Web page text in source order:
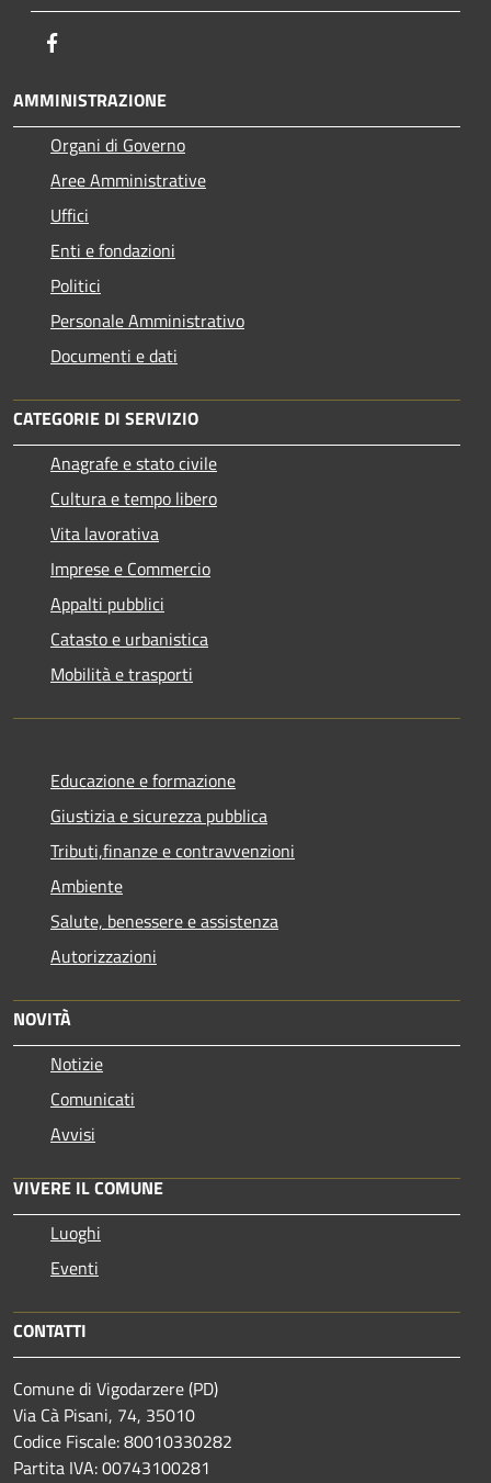
AMMINISTRAZIONE
Organi di Governo
Aree Amministrative
Uffici
Enti e fondazioni
Politici
Personale Amministrativo
Documenti e dati
CATEGORIE DI SERVIZIO
Anagrafe e stato civile
Cultura e tempo libero
Vita lavorativa
Imprese e Commercio
Appalti pubblici
Catasto e urbanistica
Mobilità e trasporti
Educazione e formazione
Giustizia e sicurezza pubblica
Tributi,finanze e contravvenzioni
Ambiente
Salute, benessere e assistenza
Autorizzazioni
NOVITÀ
Notizie
Comunicati
Avvisi
VIVERE IL COMUNE
Luoghi
Eventi
CONTATTI
Comune di Vigodarzere (PD)
Via Cà Pisani, 74, 35010
Codice Fiscale: 80010330282
Partita IVA: 00743100281